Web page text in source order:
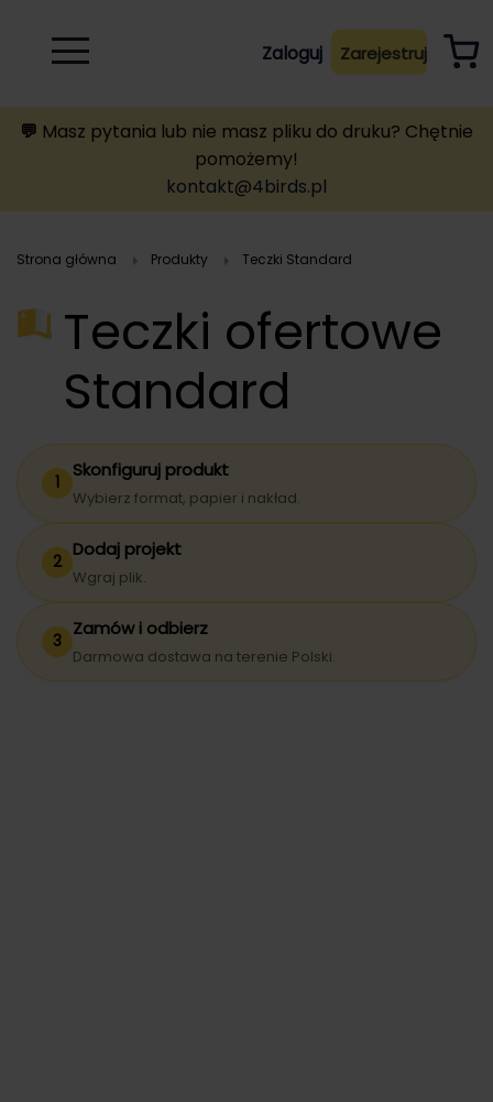
Zaloguj Zarejestruj
Rozwiń
💬 Masz pytania lub nie masz pliku do druku? Chętnie
pomożemy!
kontakt@4birds.pl
Strona główna Produkty teczki Standard
Teczki ofertowe
Standard
1
Skonfiguruj produkt
Wybierz format, papier i nakład.
2
Dodaj projekt
Wgraj plik.
3
Zamów i odbierz
Darmowa dostawa na terenie Polski.